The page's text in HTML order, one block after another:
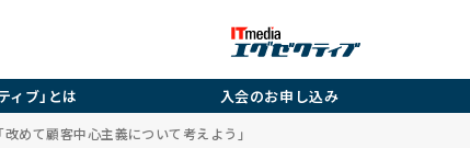
ィブ」とは 入会のお申し込み
「改めて顧客中心主義について考えよう」